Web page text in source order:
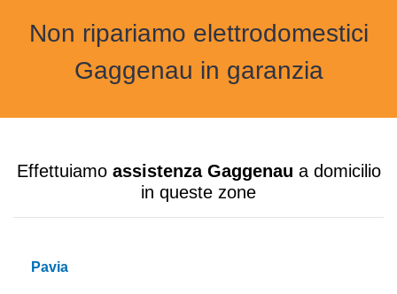
Non ripariamo elettrodomestici
Gaggenau in garanzia
Effettuiamo assistenza Gaggenau a domicilio
in queste zone
Pavia